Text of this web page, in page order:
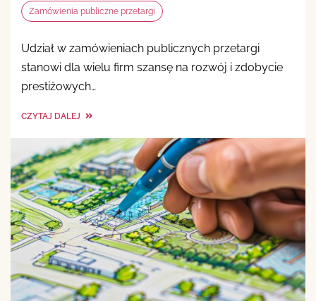
Zamówienia publiczne przetargi
Udział w zamówieniach publicznych przetargi
stanowi dla wielu firm szansę na rozwój i zdobycie
prestiżowych…
CZYTAJ DALEJ